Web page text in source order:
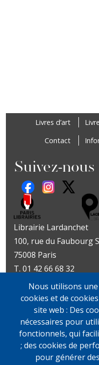
Livres d’art
Contact
Suivez-nous
Librairie Lardanchet
100, rue du Faubourg
75008 Paris
T. 01 42 66 68 32
Métro : Miromesnil |
Livres d’art
Du mardi au vendredi
10h-19h
samedi
11h-13h et 14h-19h
Nous utilisons
cookies et de
site web : Des
nécessaires pour
fonctionnels, qui
; des cookies de
pour générer